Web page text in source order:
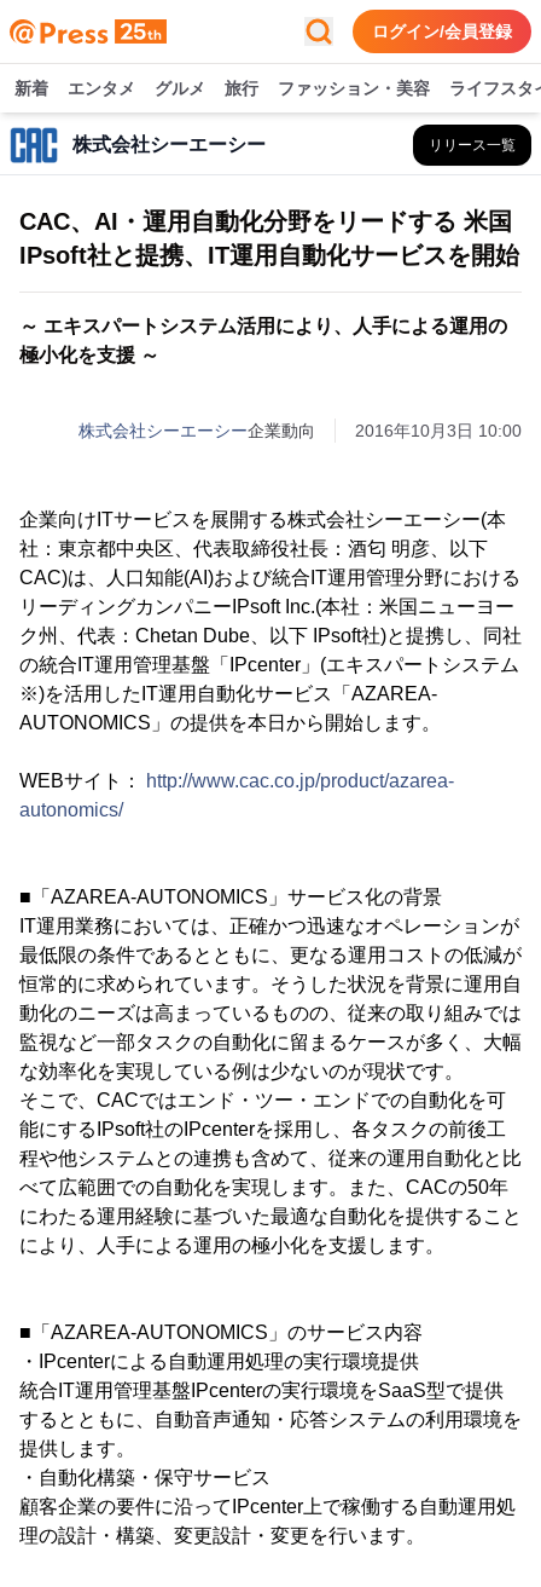
ログイン/会員登録
新着 エンタメ グルメ 旅行 ファッション・美容 ライフスタ
株式会社シーエーシー リリース一覧
CAC、AI・運用自動化分野をリードする 米国
IPsoft社と提携、IT運用自動化サービスを開始
～ エキスパートシステム活用により、人手による運用の
極小化を支援 ～
株式会社シーエーシー企業動向 2016年10月3日 10:00
企業向けITサービスを展開する株式会社シーエーシー(本
社：東京都中央区、代表取締役社長：酒匂 明彦、以下
CAC)は、人口知能(AI)および統合IT運用管理分野における
リーディングカンパニーIPsoft Inc.(本社：米国ニューヨー
ク州、代表：Chetan Dube、以下 IPsoft社)と提携し、同社
の統合IT運用管理基盤「IPcenter」(エキスパートシステム
※)を活用したIT運用自動化サービス「AZAREA-
AUTONOMICS」の提供を本日から開始します。
WEBサイト：
http://www.cac.co.jp/product/azarea-
autonomics/
■「AZAREA-AUTONOMICS」サービス化の背景
IT運用業務においては、正確かつ迅速なオペレーションが
最低限の条件であるとともに、更なる運用コストの低減が
恒常的に求められています。そうした状況を背景に運用自
動化のニーズは高まっているものの、従来の取り組みでは
監視など一部タスクの自動化に留まるケースが多く、大幅
な効率化を実現している例は少ないのが現状です。
そこで、CACではエンド・ツー・エンドでの自動化を可
能にするIPsoft社のIPcenterを採用し、各タスクの前後工
程や他システムとの連携も含めて、従来の運用自動化と比
べて広範囲での自動化を実現します。また、CACの50年
にわたる運用経験に基づいた最適な自動化を提供すること
により、人手による運用の極小化を支援します。
■「AZAREA-AUTONOMICS」のサービス内容
・IPcenterによる自動運用処理の実行環境提供
統合IT運用管理基盤IPcenterの実行環境をSaaS型で提供
するとともに、自動音声通知・応答システムの利用環境を
提供します。
・自動化構築・保守サービス
顧客企業の要件に沿ってIPcenter上で稼働する自動運用処
理の設計・構築、変更設計・変更を行います。